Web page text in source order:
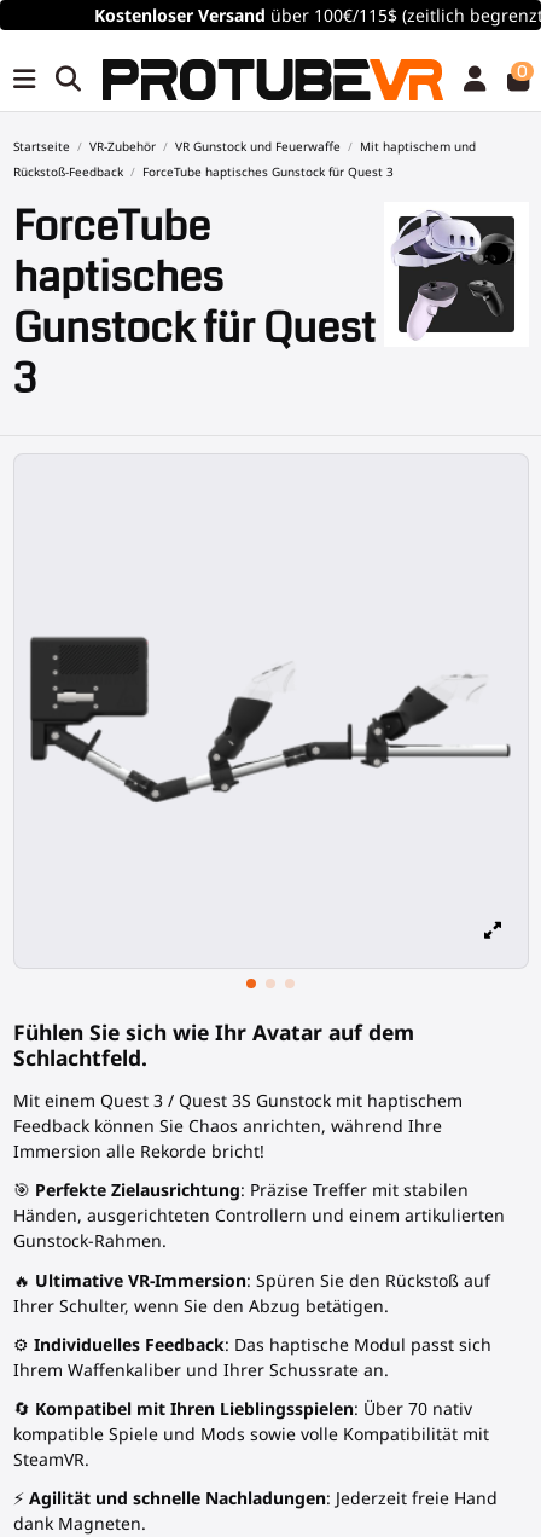
KostenloserVersandüber 100€/115$ (zeitlich begrenzt)
0
Startseite VR-Zubehör VR Gunstock und Feuerwaffe
Mit haptischem und
Rückstoß-Feedback
ForceTube haptisches Gunstock für Quest 3
ForceTube
haptisches
Gunstock für Quest
3
Fühlen Sie sich wie Ihr Avatar auf dem
Schlachtfeld.
Mit einem Quest 3 / Quest 3S Gunstock mit haptischem
Feedback können Sie Chaos anrichten, während Ihre
Immersion alle Rekorde bricht!
🎯 Perfekte Zielausrichtung: Präzise Treffer mit stabilen
Händen, ausgerichteten Controllern und einem artikulierten
Gunstock-Rahmen.
🔥 Ultimative VR-Immersion: Spüren Sie den Rückstoß auf
Ihrer Schulter, wenn Sie den Abzug betätigen.
⚙️ Individuelles Feedback: Das haptische Modul passt sich
Ihrem Waffenkaliber und Ihrer Schussrate an.
🔄 Kompatibel mit Ihren Lieblingsspielen: Über 70 nativ
kompatible Spiele und Mods sowie volle Kompatibilität mit
SteamVR.
⚡ Agilität und schnelle Nachladungen: Jederzeit freie Hand
dank Magneten.